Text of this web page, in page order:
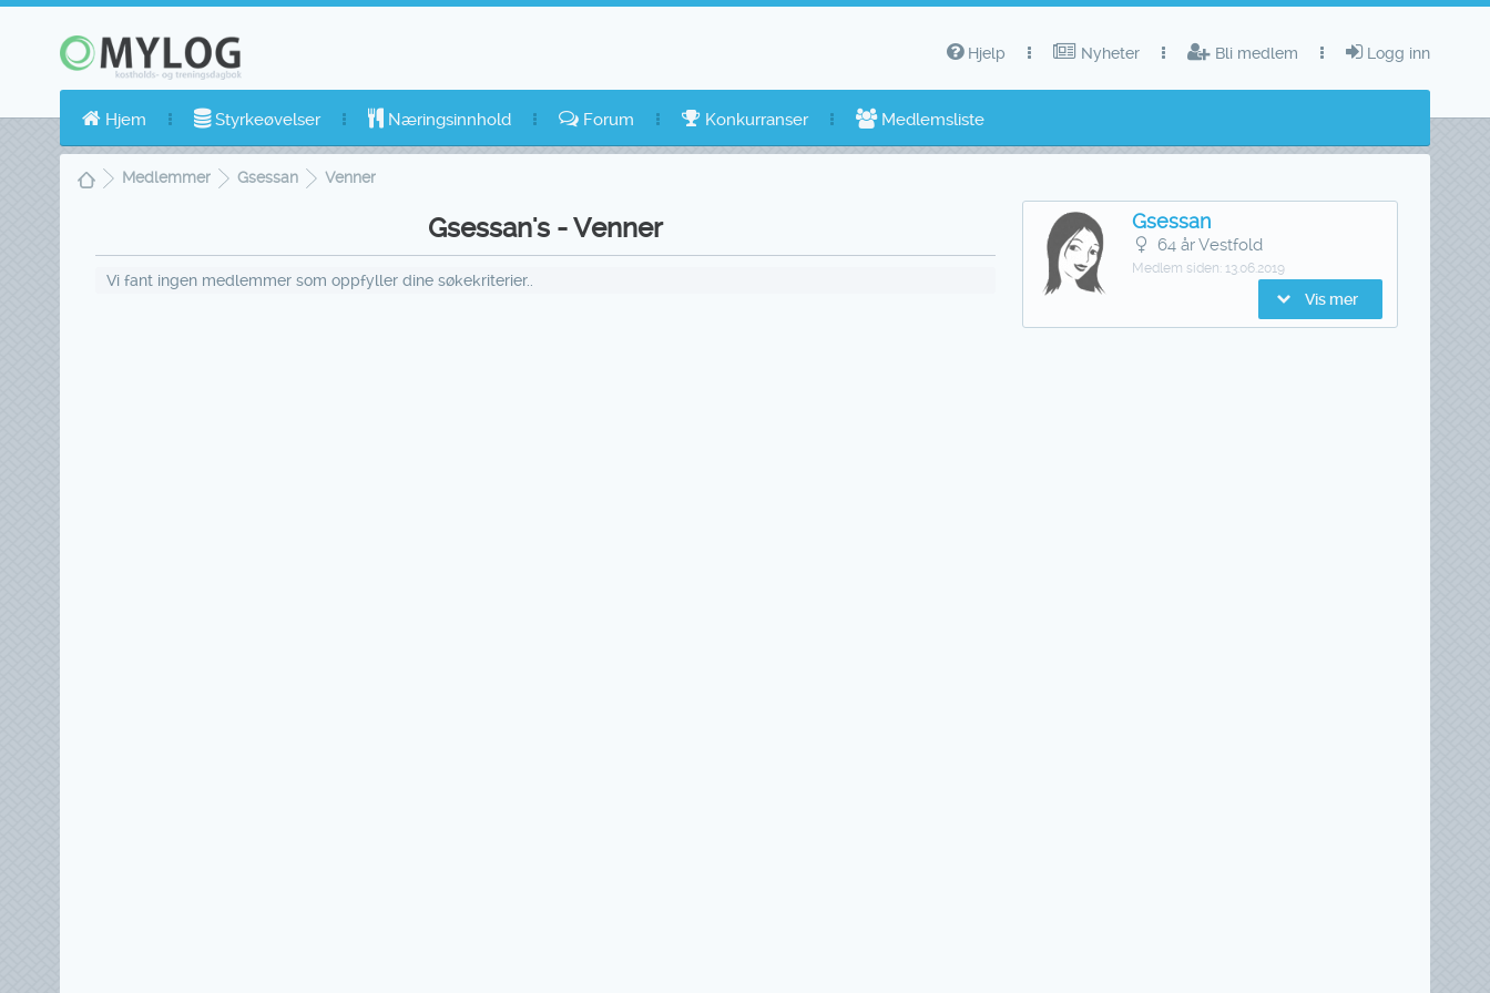
Logg inn
Bli medlem
Nyheter
Hjelp
Hjem Styrkeøvelser Næringsinnhold Forum Konkurranser Medlemsliste
Medlemmer Gsessan Venner
Gsessan's - Venner
Vi fant ingen medlemmer som oppfyller dine søkekriterier..
Gsessan
64 år Vestfold
Medlem siden:13.06.2019
Vis mer